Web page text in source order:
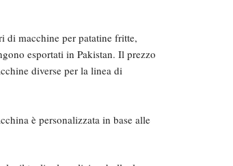
di macchine per patatine fritte,
esportati in Pakistan. Il prezzo
diverse per la linea di
è personalizzata in base alle